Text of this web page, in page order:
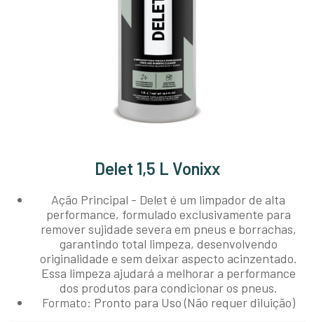
Delet 1,5 L Vonixx
Ação Principal - Delet é um limpador de alta
performance, formulado exclusivamente para
remover sujidade severa em pneus e borrachas,
garantindo total limpeza, desenvolvendo
originalidade e sem deixar aspecto acinzentado.
Essa limpeza ajudará a melhorar a performance
dos produtos para condicionar os pneus.
Formato: Pronto para Uso (Não requer diluição)